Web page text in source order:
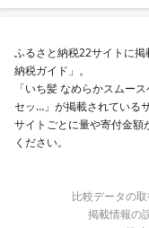
ふるさと納税22サイトに
納税ガイド」。
「いち髪 なめらかスムー
セッ…」が掲載されている
サイトごとに量や寄付金額
ください。
比較データの
掲載情報の